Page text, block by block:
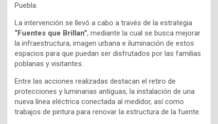
Puebla.
La intervención se llevó a cabo a través de la estrategia
“Fuentes que Brillan”, mediante la cual se busca mejorar
la infraestructura, imagen urbana e iluminación de estos
espacios para que puedan ser disfrutados por las familias
poblanas y visitantes.
Entre las acciones realizadas destacan el retiro de
protecciones y luminarias antiguas, la instalación de una
nueva línea eléctrica conectada al medidor, así como
trabajos de pintura para renovar la estructura de la fuente.